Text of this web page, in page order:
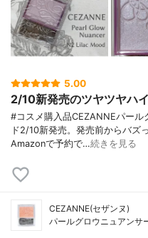
5.00
2/10新発売のツヤツヤハ
#コスメ購入品CEZANNEパー
ド2/10新発売。発売前からバズ
Amazonで予約で…続きを見る
CEZANNE(セザンヌ)
パールグロウニュアンサ